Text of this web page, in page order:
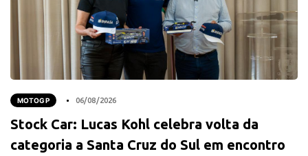
MOTOGP 06/08/2026
Stock Car: Lucas Kohl celebra volta da
categoria a Santa Cruz do Sul em encontro